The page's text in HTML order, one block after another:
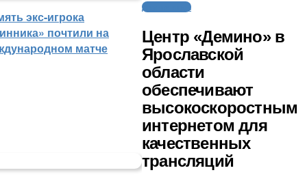
экс-игрока
почтили на
матче
Другие виды
Центр «Демино» в
Ярославской
области
обеспечивают
высокоскоростным
интернетом для
качественных
трансляций